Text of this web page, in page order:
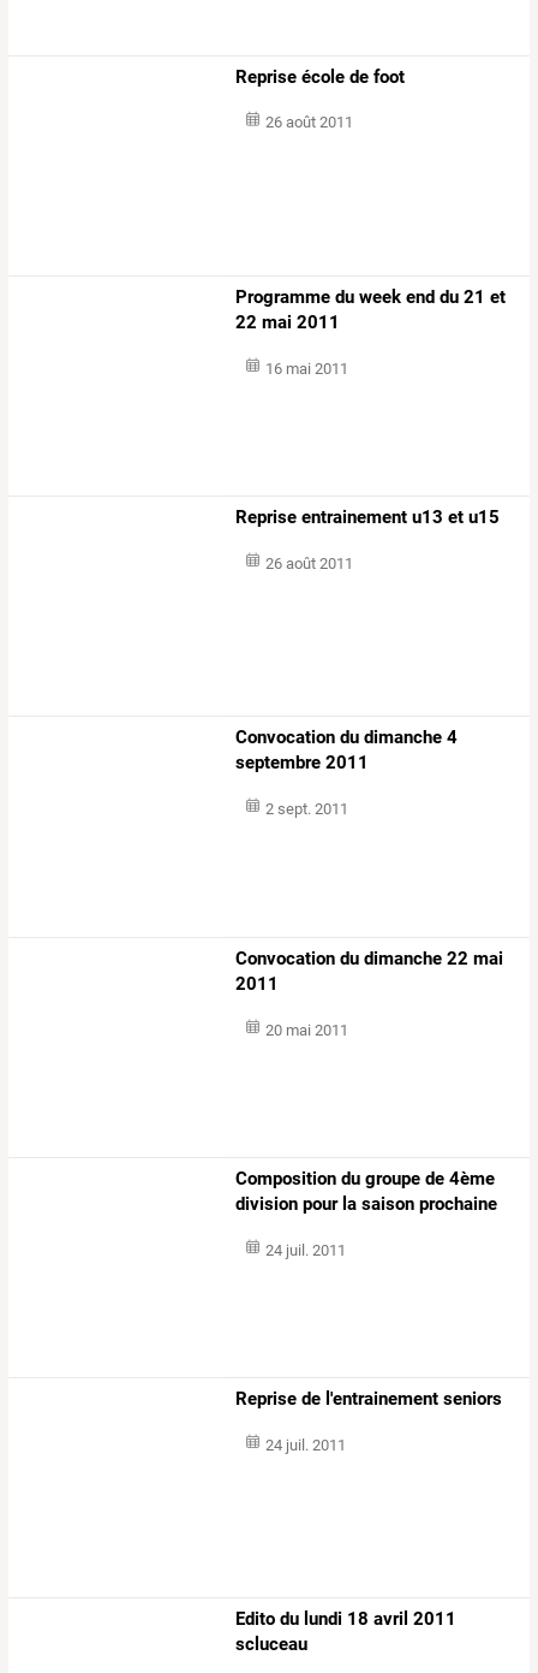
Reprise école de foot
26 août 2011
Programme du week end du 21 et
22 mai 2011
16 mai 2011
Reprise entrainement u13 et u15
26 août 2011
Convocation du dimanche 4
septembre 2011
2 sept. 2011
Convocation du dimanche 22 mai
2011
20 mai 2011
Composition du groupe de 4ème
division pour la saison prochaine
24 juil. 2011
Reprise de l'entrainement seniors
24 juil. 2011
Edito du lundi 18 avril 2011
scluceau